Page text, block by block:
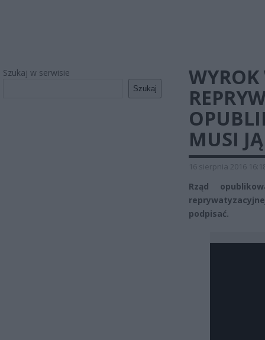
Szukaj w serwisie
Szukaj
WYROK
MUSI
16 sierpnia 2016
Rząd
podpisać.